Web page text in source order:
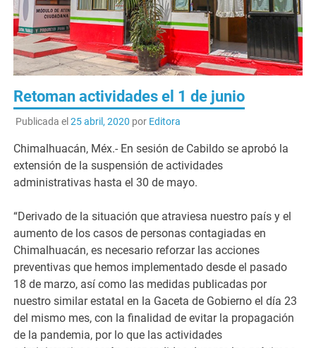
Retoman actividades el 1 de junio
Publicada el 25 abril, 2020 por Editora
Chimalhuacán, Méx.- En sesión de Cabildo se aprobó la
extensión de la suspensión de actividades
administrativas hasta el 30 de mayo.
“Derivado de la situación que atraviesa nuestro país y el
aumento de los casos de personas contagiadas en
Chimalhuacán, es necesario reforzar las acciones
preventivas que hemos implementado desde el pasado
18 de marzo, así como las medidas publicadas por
nuestro similar estatal en la Gaceta de Gobierno el día 23
del mismo mes, con la finalidad de evitar la propagación
de la pandemia, por lo que las actividades